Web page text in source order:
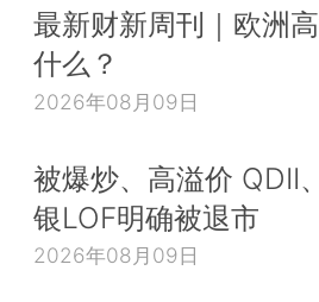
最新财新周刊｜欧洲
什么？
2026年08月09日
被爆炒、高溢价 QDII
银LOF明确被退市
2026年08月09日